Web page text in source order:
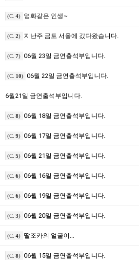
(C. 4) 영화같은 인생~
(C. 2) 지난주 금토 서울에 갔다왔습니다.
(C. 7) 06월 23일 금연출석부입니다.
(C. 10) 06월 22일 금연출석부입니다.
6월21일 금연출석부입니다.
(C. 8) 06월 18일 금연출석부입니다.
(C. 9) 06월 17일 금연출석부입니다.
(C. 5) 06월 21일 금연출석부입니다.
(C. 6) 06월 16일 금연출석부입니다.
(C. 6) 06월 19일 금연출석부입니다.
(C. 3) 06월 20일 금연출석부입니다.
(C. 4) 딸조카의 얼굴이...
(C. 8) 06월 15일 금연출석부입니다.